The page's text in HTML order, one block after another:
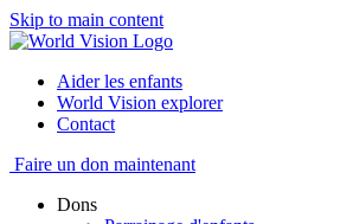
Skip to main content
Aider les enfants
World Vision explorer
Contact
Faire un don maintenant
Dons